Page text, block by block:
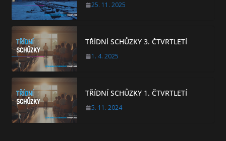
25. 11. 2025
TŘÍDNÍ SCHŮZKY 3. ČTVRTLETÍ
1. 4. 2025
TŘÍDNÍ SCHŮZKY 1. ČTVRTLETÍ
5. 11. 2024